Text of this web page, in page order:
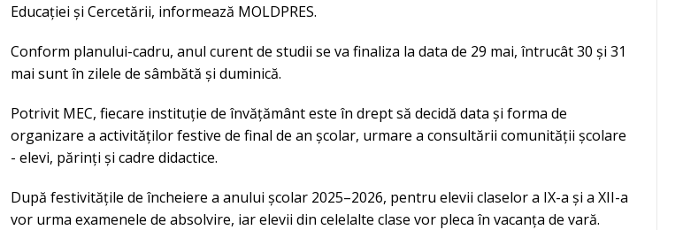
Educației și Cercetării, informează MOLDPRES.
Conform planului-cadru, anul curent de studii se va finaliza la data de 29 mai, întrucât 30 și 31
mai sunt în zilele de sâmbătă și duminică.
Potrivit MEC, fiecare instituție de învățământ este în drept să decidă data și forma de
organizare a activităților festive de final de an școlar, urmare a consultării comunității școlare
- elevi, părinți și cadre didactice.
După festivitățile de încheiere a anului școlar 2025–2026, pentru elevii claselor a IX-a și a XII-a
vor urma examenele de absolvire, iar elevii din celelalte clase vor pleca în vacanța de vară.